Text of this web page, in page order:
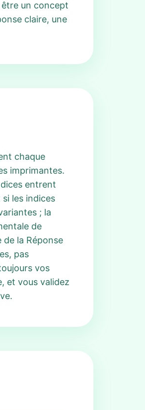
être un concept
claire, une
chaque
imprimantes.
entrent
les indices
; la
de
la Réponse
pas
vos
et vous validez